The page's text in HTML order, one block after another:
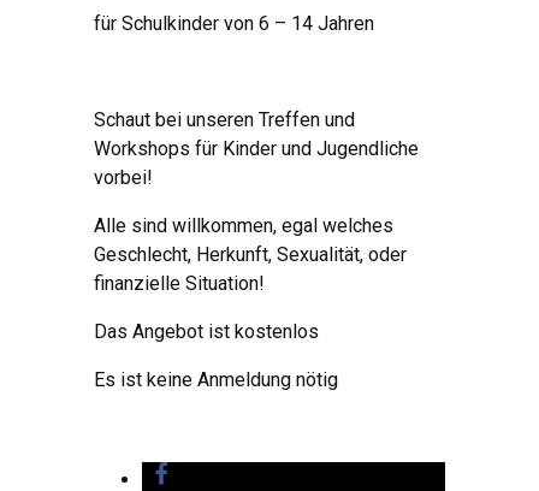
für Schulkinder von 6 – 14 Jahren
Schaut bei unseren Treffen und
Workshops für Kinder und Jugendliche
vorbei!
Alle sind willkommen, egal welches
Geschlecht, Herkunft, Sexualität, oder
finanzielle Situation!
Das Angebot ist kostenlos
Es ist keine Anmeldung nötig